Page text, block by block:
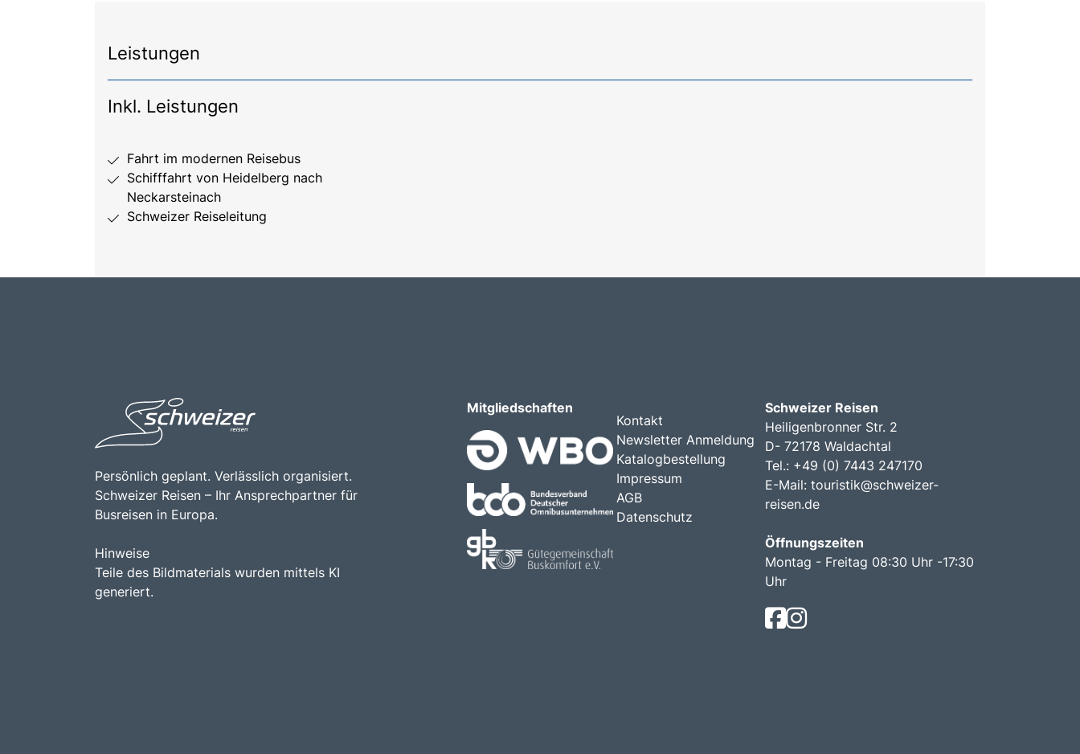
Leistungen
Inkl. Leistungen
Fahrt im modernen Reisebus
Schifffahrt von Heidelberg nach
Neckarsteinach
Schweizer Reiseleitung
Persönlich geplant. Verlässlich organisiert.
Schweizer Reisen – Ihr Ansprechpartner für
Busreisen in Europa.
Hinweise
Teile des Bildmaterials wurden mittels KI
generiert.
Mitgliedschaften
Kontakt
Newsletter Anmeldung
Katalogbestellung
Impressum
AGB
Datenschutz
Schweizer Reisen
Heiligenbronner Str. 2
D- 72178 Waldachtal
Tel.: +49 (0) 7443 247170
E-Mail: touristik@schweizer-
reisen.de
Öffnungszeiten
Montag - Freitag 08:30 Uhr -17:30
Uhr